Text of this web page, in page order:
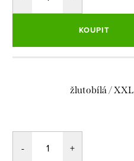
KOUPIT
žlutobílá / XXL